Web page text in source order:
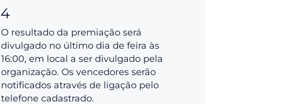
4
O resultado da premiação será
divulgado no último dia de feira às
16:00, em local a ser divulgado pela
organização. Os vencedores serão
notificados através de ligação pelo
telefone cadastrado.